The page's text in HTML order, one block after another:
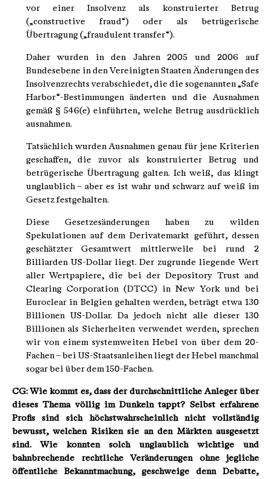
vor einer Insolvenz als konstruierter Betrug
(„constructive fraud“) oder als betrügerische
Übertragung („fraudulent transfer“).
Daher wurden in den Jahren 2005 und 2006 auf
Bundesebene in den Vereinigten Staaten Änderungen des
Insolvenzrechts verabschiedet, die die sogenannten „Safe
Harbor“-Bestimmungen änderten und die Ausnahmen
gemäß § 546(e) einführten, welche Betrug ausdrücklich
ausnahmen.
Tatsächlich wurden Ausnahmen genau für jene Kriterien
geschaffen, die zuvor als konstruierter Betrug und
betrügerische Übertragung galten. Ich weiß, das klingt
unglaublich – aber es ist wahr und schwarz auf weiß im
Gesetz festgehalten.
Diese Gesetzesänderungen haben zu wilden
Spekulationen auf dem Derivatemarkt geführt, dessen
geschätzter Gesamtwert mittlerweile bei rund 2
Billiarden US-Dollar liegt. Der zugrunde liegende Wert
aller Wertpapiere, die bei der Depository Trust and
Clearing Corporation (DTCC) in New York und bei
Euroclear in Belgien gehalten werden, beträgt etwa 130
Billionen US-Dollar. Da jedoch nicht alle dieser 130
Billionen als Sicherheiten verwendet werden, sprechen
wir von einem systemweiten Hebel von über dem 20-
Fachen – bei US-Staatsanleihen liegt der Hebel manchmal
sogar bei über dem 150-Fachen.
CG: Wie kommt es, dass der durchschnittliche Anleger über
dieses Thema völlig im Dunkeln tappt? Selbst erfahrene
Profis sind sich höchstwahrscheinlich nicht vollständig
bewusst, welchen Risiken sie an den Märkten ausgesetzt
sind. Wie konnten solch unglaublich wichtige und
bahnbrechende rechtliche Veränderungen ohne jegliche
öffentliche Bekanntmachung, geschweige denn Debatte,